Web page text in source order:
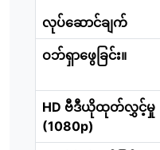
လုပ်ဆောင်ချက်
ဝဘ်ရှာဖွေခြင်း။
HD ဗီဒီယိုထုတ်လွှင့်မှု
(1080p)